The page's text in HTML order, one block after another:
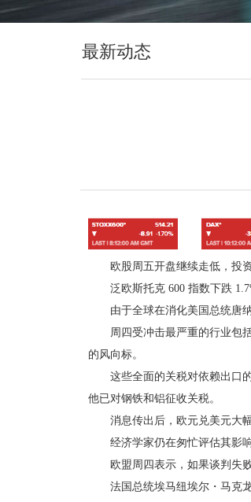
最新动态
欧股周五开盘继续走低，投资
泛欧斯托克 600 指数下跌
由于全球在消化美国总统唐纳
周四受冲击最严重的行业包括
的风向标。
这些全面的关税对依赖出口的
他已对钢铁和铝征收关税。
消息传出后，欧元兑美元大幅
经济学家仍在匆忙评估其影响
欧盟周四表示，如果谈判失败
法国总统埃马纽埃尔・马克龙